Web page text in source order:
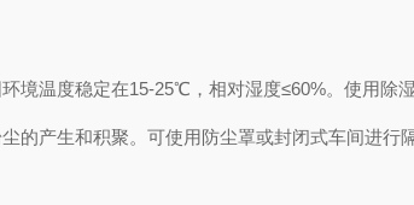
温度稳定在15-25℃，相对湿度≤60%。使用除
产生和积聚。可使用防尘罩或封闭式车间进行